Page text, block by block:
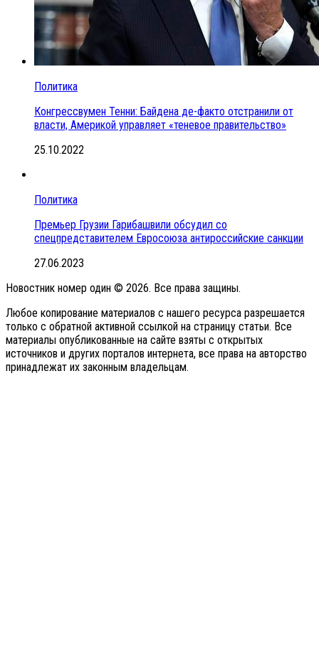
Политика
Конгрессвумен Тенни: Байдена де-факто отстранили от
власти, Америкой управляет «теневое правительство»
25.10.2022
Политика
Премьер Грузии Гарибашвили обсудил со
спецпредставителем Евросоюза антироссийские санкции
27.06.2023
Новостник номер один © 2026. Все права защины.
Любое копирование материалов с нашего ресурса разрешается
только с обратной активной ссылкой на страницу статьи. Все
материалы опубликованные на сайте взяты с открытых
источников и других порталов интернета, все права на авторство
принадлежат их законным владельцам.